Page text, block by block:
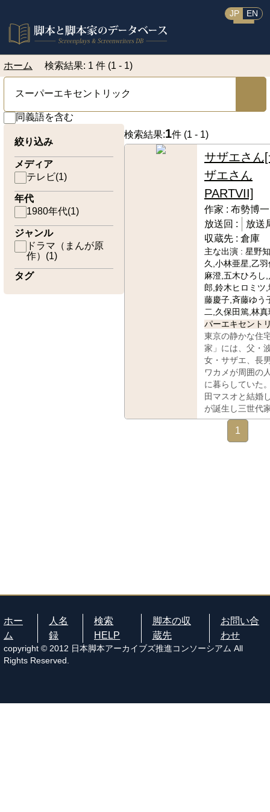
JP EN
ホーム 検索結果: 1 件 (1 - 1)
同義語を含む
絞り込み
メディア
テレビ(1)
年代
1980年代(1)
ジャンル
ドラマ（まんが原
作） (1)
タグ
検索結果:1件 (1 - 1)
サザエさん
ザエさん
PARTVII]
作家 : 布勢博
放送回 :
放送
収蔵先 : 倉庫
主な出演 : 星野
久,小林亜星,乙
麻澄,五木ひろし
郎,鈴木ヒロミツ
藤慶子,斉藤ゆう
二,久保田篤,林
パーエキセント
東京の静かな住
家」には、父・
女・サザエ、長
ワカメが周囲の
に暮らしていた
田マスオと結婚
が誕生し三世代
1
ホー
ム
人名
録
検索
HELP
脚本の収
蔵先
お問い合
わせ
copyright © 2012 日本脚本アーカイブズ推進コンソーシアム All
Rights Reserved.